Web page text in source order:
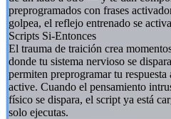
preprogramados con frases
golpea, el reflejo entrenado se
Scripts Si-Entonces
El trauma de traición crea
donde tu sistema nervioso se
permiten preprogramar tu respuesta
active. Cuando el pensamiento
físico se dispara, el script ya está
solo ejecutas.